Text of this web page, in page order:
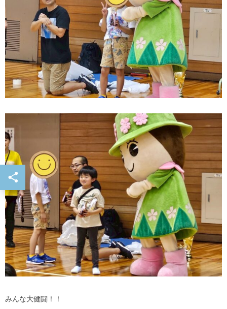
みんな大健闘！！